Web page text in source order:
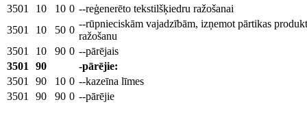
3501
10 10 0 --reģenerēto tekstilšķiedru ražošanai
3501
10 50 0
--rūpnieciskām vajadzībām, izņemot pārtikas
ražošanu
3501
10 90 0 --pārējais
3501
90
-pārējie:
3501
90 10 0 --kazeīna līmes
3501
90 90 0 --pārējie